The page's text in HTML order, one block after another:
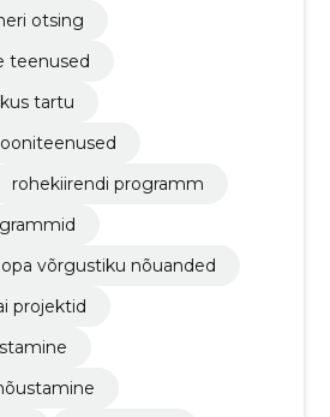
otsing
teenused
tartu
rohekiirendi programm
võrgustiku nõuanded
projektid